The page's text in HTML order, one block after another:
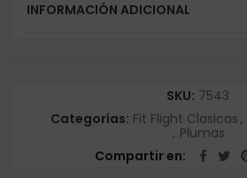
INFORMACIÓN ADICIONAL
SKU: 7543
Categorías: Fit Flight Clasicas,
, Plumas
Compartir en